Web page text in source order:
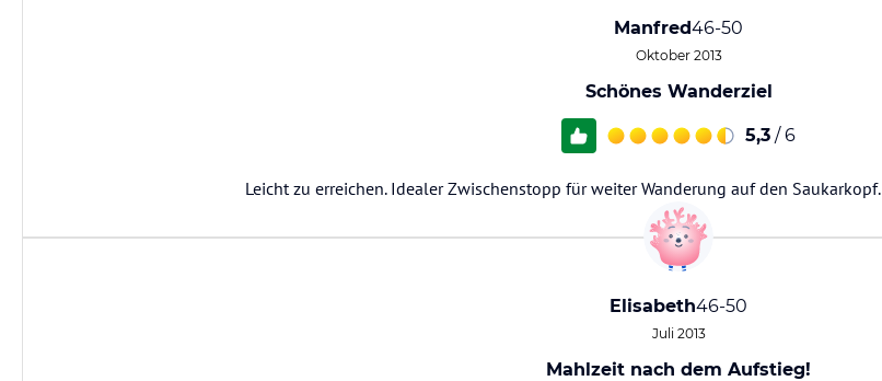
Manfred46-50
Oktober 2013
Schönes Wanderziel
5,3 / 6
Leicht zu erreichen. Idealer Zwischenstopp für weiter Wanderung auf den Saukarkopf.
Elisabeth46-50
Juli 2013
Mahlzeit nach dem Aufstieg!